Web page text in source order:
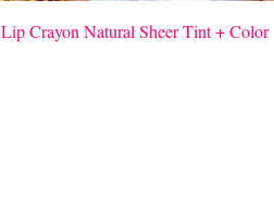
Crayon Natural Sheer Tint + Color